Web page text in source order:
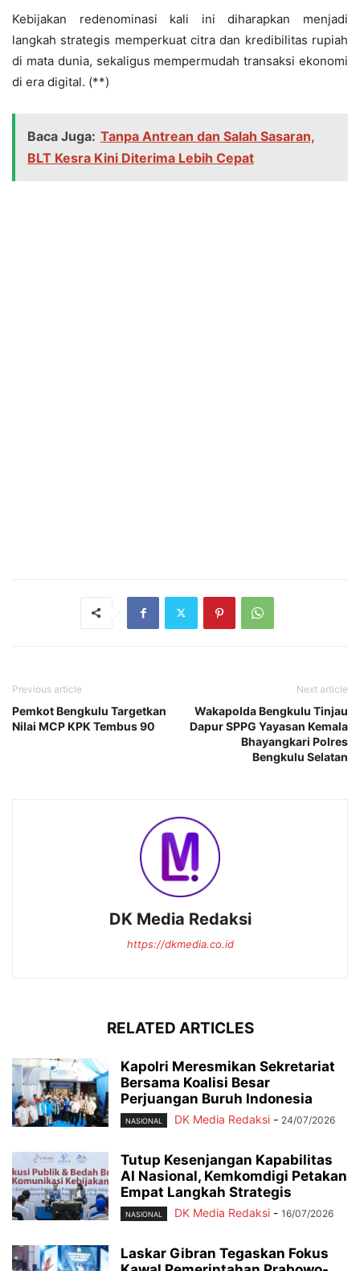
Kebijakan redenominasi kali ini diharapkan menjadi
langkah strategis memperkuat citra dan kredibilitas rupiah
di mata dunia, sekaligus mempermudah transaksi ekonomi
di era digital. (**)
Baca Juga: Tanpa Antrean dan Salah Sasaran,
BLT Kesra Kini Diterima Lebih Cepat
Previous article
Pemkot Bengkulu Targetkan
Nilai MCP KPK Tembus 90
Next article
Wakapolda Bengkulu Tinjau
Dapur SPPG Yayasan Kemala
Bhayangkari Polres
Bengkulu Selatan
DK Media Redaksi
https://dkmedia.co.id
RELATED ARTICLES
Kapolri Meresmikan Sekretariat
Bersama Koalisi Besar
Perjuangan Buruh Indonesia
NASIONAL DK Media Redaksi - 24/07/2026
Tutup Kesenjangan Kapabilitas
AI Nasional, Kemkomdigi Petakan
Empat Langkah Strategis
NASIONAL DK Media Redaksi - 16/07/2026
Laskar Gibran Tegaskan Fokus